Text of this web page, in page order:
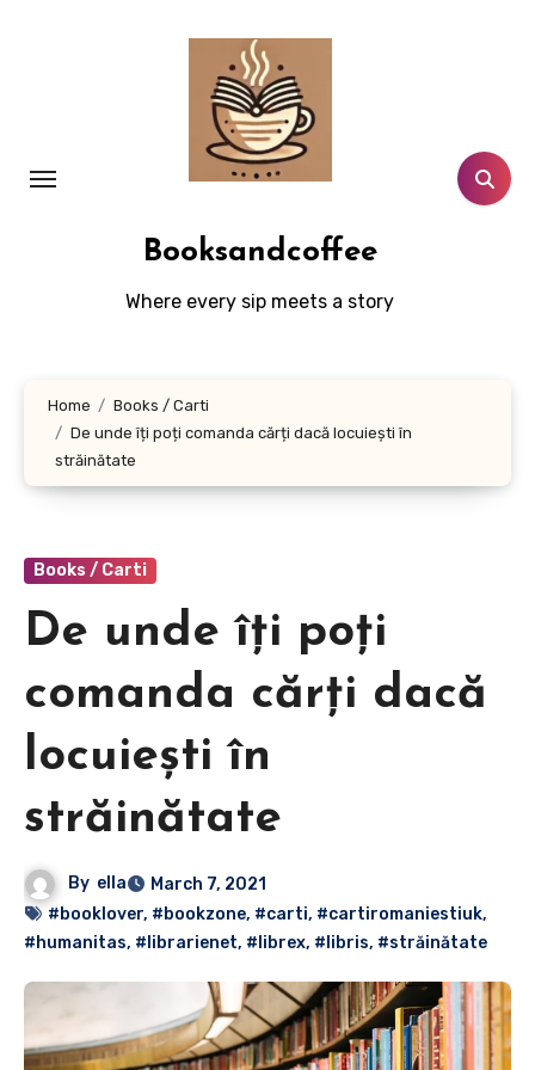
Booksandcoffee
Where every sip meets a story
Home
Books / Carti
De unde îți poți comanda cărți dacă locuiești în
străinătate
Books / Carti
De unde îți poți
comanda cărți dacă
locuiești în
străinătate
By ella
March 7, 2021
#booklover, #bookzone, #carti, #cartiromaniestiuk,
#humanitas, #librarienet, #librex, #libris, #străinătate